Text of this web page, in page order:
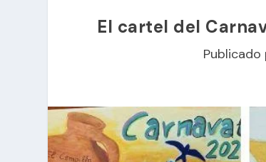
El cartel del
Publicado